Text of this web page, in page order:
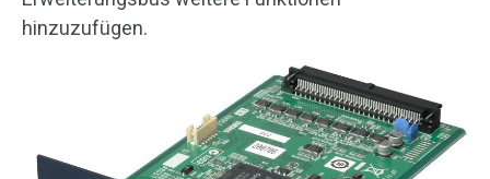
hinzuzufügen.